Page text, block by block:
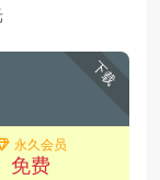
下载
永久会员
免费